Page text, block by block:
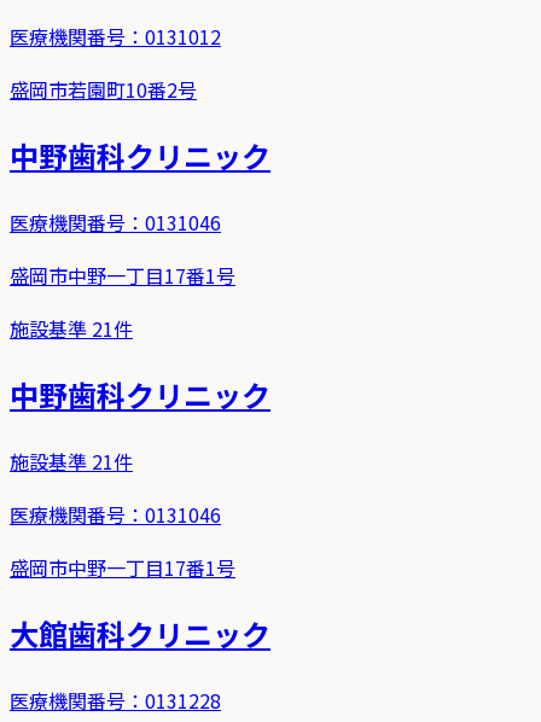
医療機関番号： 0131012
盛岡市若園町10番2号
中野歯科クリニック
医療機関番号： 0131046
盛岡市中野一丁目17番1号
施設基準 21件
中野歯科クリニック
施設基準 21件
医療機関番号： 0131046
盛岡市中野一丁目17番1号
大館歯科クリニック
医療機関番号： 0131228